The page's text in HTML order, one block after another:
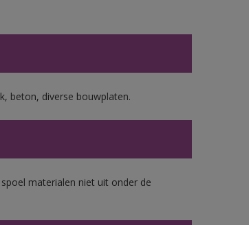
beton, diverse bouwplaten.
materialen niet uit onder de